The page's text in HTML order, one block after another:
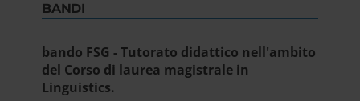
BANDI
bando FSG - Tutorato didattico nell'ambito
del Corso di laurea magistrale in
Linguistics.